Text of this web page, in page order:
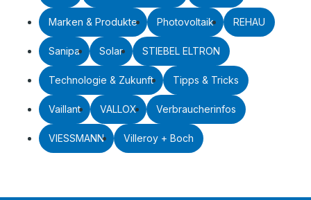
Marken & Produkte Photovoltaik REHAU
Sanipa Solar STIEBEL ELTRON
Technologie & Zukunft Tipps & Tricks
Vaillant VALLOX Verbraucherinfos
VIESSMANN Villeroy + Boch